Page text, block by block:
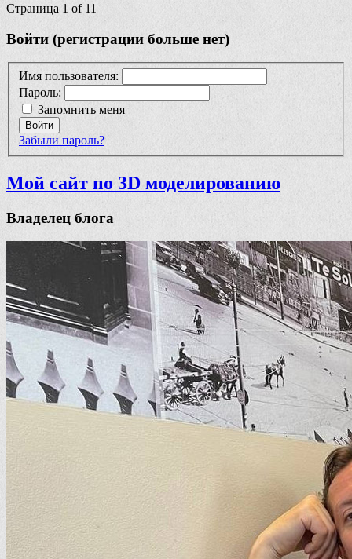
Страница 1 of 11
Войти (регистрации больше нет)
Имя пользователя:
Пароль:
Запомнить меня
Войти
Забыли пароль?
Мой сайт по 3D моделированию
Владелец блога